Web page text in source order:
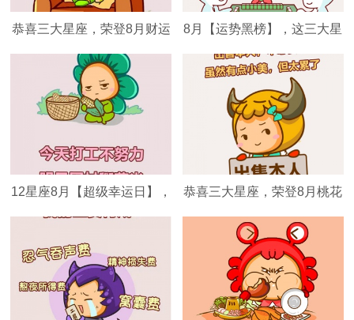
恭喜三大星座，荣登8月财运
榜！
8月【运势黑榜】，这三大星
座千万要小心！
12星座8月【超级幸运日】，
好运马上来袭！
恭喜三大星座，荣登8月桃花
榜！